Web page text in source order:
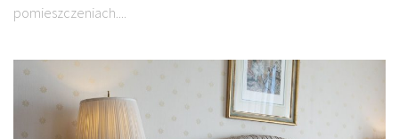
pomieszczeniach....